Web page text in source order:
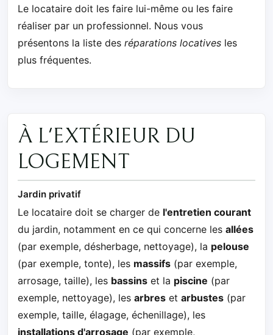
Le locataire doit les faire lui-même ou les faire
réaliser par un professionnel. Nous vous
présentons la liste des réparations locatives les
plus fréquentes.
À L'EXTÉRIEUR DU
LOGEMENT
Jardin privatif
Le locataire doit se charger de l'entretien courant
du jardin, notamment en ce qui concerne les allées
(par exemple, désherbage, nettoyage), la pelouse
(par exemple, tonte), les massifs (par exemple,
arrosage, taille), les bassins et la piscine (par
exemple, nettoyage), les arbres et arbustes (par
exemple, taille, élagage, échenillage), les
installations d'arrosage (par exemple,